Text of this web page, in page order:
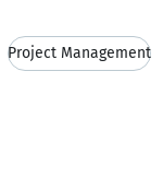
Project Management